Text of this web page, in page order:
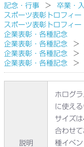
記念・行事
卒業・
スポーツ表彰トロフィー
スポーツ表彰トロフィー
企業表彰・各種記念
企業表彰・各種記念
企業表彰・各種記念
企業表彰・各種記念
説明
ホログ
に使え
サイズ
合わせ
種イベ